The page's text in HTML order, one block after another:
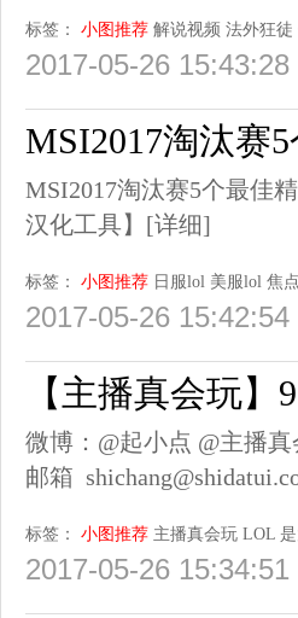
标签： 小图推荐 解说视频 法外狂徒
2017-05-26 15:43:28
MSI2017淘汰赛
MSI2017淘汰赛5个最佳
汉化工具】 [详细]
标签： 小图推荐 日服lol 美服lol 焦
2017-05-26 15:42:54
【主播真会玩
微博：@起小点 @主播
邮箱
标签： 小图推荐 主播真会玩 LOL
2017-05-26 15:34:51